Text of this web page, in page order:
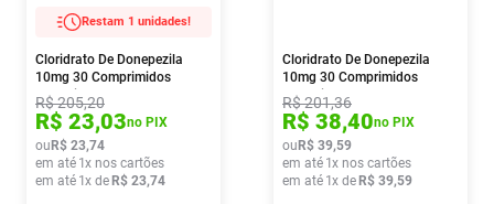
Restam 1 unidades!
Cloridrato De Donepezila
10mg 30 Comprimidos
Revestidos Ranbaxy
R$205,20
R$ 23,03no PIX
ou R$ 23,74
em até 1x nos cartões
em até 1x de R$ 23,74
Cloridrato De Donepezila
10mg 30 Comprimidos
Revestidos Ems
R$201,36
R$ 38,40no PIX
ou R$ 39,59
em até 1x nos cartões
em até 1x de R$ 39,59